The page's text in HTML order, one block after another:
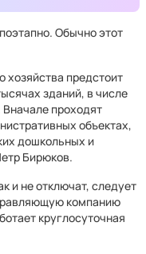
Обычно этот
хозяйства предстоит
зданий, в числе
проходят
объектах,
дошкольных и
Бирюков.
и не отключат, следует
компанию
круглосуточная